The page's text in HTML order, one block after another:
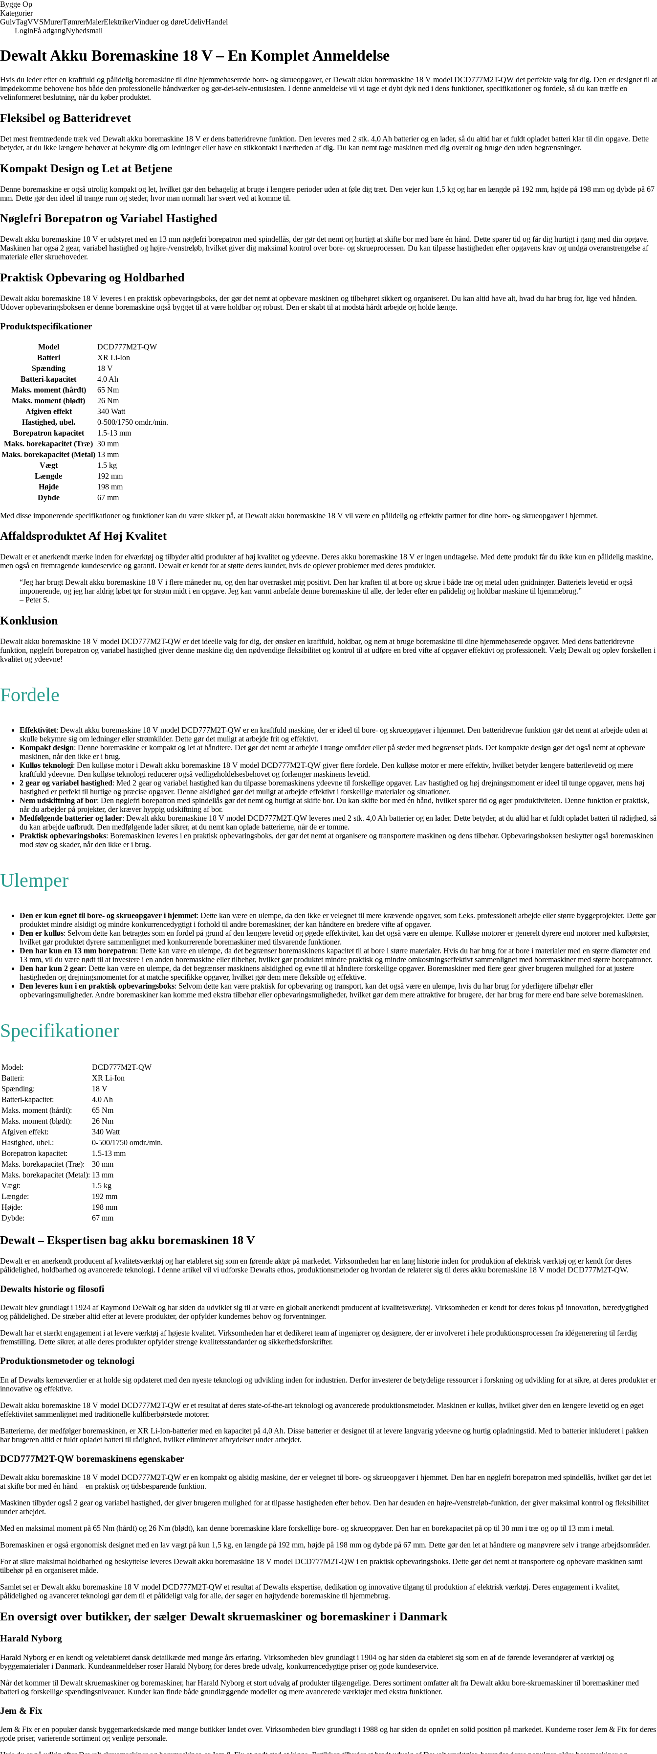
Bygge Op
Kategorier
GulvTagVVSMurerTømrerMalerElektrikerVinduer og døreUdelivHandel
LoginFå adgangNyhedsmail
Dewalt Akku Boremaskine 18 V – En Komplet Anmeldelse
Hvis du leder efter en kraftfuld og pålidelig boremaskine til dine hjemmebaserede bore- og skrueopgaver, er Dewalt akku boremaskine 18 V model DCD777M2T-QW det perfekte valg for dig. Den er designet til at
imødekomme behovene hos både den professionelle håndværker og gør-det-selv-entusiasten. I denne anmeldelse vil vi tage et dybt dyk ned i dens funktioner, specifikationer og fordele, så du kan træffe en
velinformeret beslutning, når du køber produktet.
Fleksibel og Batteridrevet
Det mest fremtrædende træk ved Dewalt akku boremaskine 18 V er dens batteridrevne funktion. Den leveres med 2 stk. 4,0 Ah batterier og en lader, så du altid har et fuldt opladet batteri klar til din opgave. Dette
betyder, at du ikke længere behøver at bekymre dig om ledninger eller have en stikkontakt i nærheden af dig. Du kan nemt tage maskinen med dig overalt og bruge den uden begrænsninger.
Kompakt Design og Let at Betjene
Denne boremaskine er også utrolig kompakt og let, hvilket gør den behagelig at bruge i længere perioder uden at føle dig træt. Den vejer kun 1,5 kg og har en længde på 192 mm, højde på 198 mm og dybde på 67
mm. Dette gør den ideel til trange rum og steder, hvor man normalt har svært ved at komme til.
Nøglefri Borepatron og Variabel Hastighed
Dewalt akku boremaskine 18 V er udstyret med en 13 mm nøglefri borepatron med spindellås, der gør det nemt og hurtigt at skifte bor med bare én hånd. Dette sparer tid og får dig hurtigt i gang med din opgave.
Maskinen har også 2 gear, variabel hastighed og højre-/venstreløb, hvilket giver dig maksimal kontrol over bore- og skrueprocessen. Du kan tilpasse hastigheden efter opgavens krav og undgå overanstrengelse af
materiale eller skruehoveder.
Praktisk Opbevaring og Holdbarhed
Dewalt akku boremaskine 18 V leveres i en praktisk opbevaringsboks, der gør det nemt at opbevare maskinen og tilbehøret sikkert og organiseret. Du kan altid have alt, hvad du har brug for, lige ved hånden.
Udover opbevaringsboksen er denne boremaskine også bygget til at være holdbar og robust. Den er skabt til at modstå hårdt arbejde og holde længe.
Produktspecifikationer
Model
DCD777M2T-QW
Batteri
XR Li-Ion
Spænding
18 V
Batteri-kapacitet
4.0 Ah
Maks. moment (hårdt)
65 Nm
Maks. moment (blødt)
26 Nm
Afgiven effekt
340 Watt
Hastighed, ubel.
0-500/1750 omdr./min.
Borepatron kapacitet
1.5-13 mm
Maks. borekapacitet (Træ) 30 mm
Maks. borekapacitet (Metal) 13 mm
Vægt
1.5 kg
Længde
192 mm
Højde
198 mm
Dybde
67 mm
Med disse imponerende specifikationer og funktioner kan du være sikker på, at Dewalt akku boremaskine 18 V vil være en pålidelig og effektiv partner for dine bore- og skrueopgaver i hjemmet.
Affaldsproduktet Af Høj Kvalitet
Dewalt er et anerkendt mærke inden for elværktøj og tilbyder altid produkter af høj kvalitet og ydeevne. Deres akku boremaskine 18 V er ingen undtagelse. Med dette produkt får du ikke kun en pålidelig maskine,
men også en fremragende kundeservice og garanti. Dewalt er kendt for at støtte deres kunder, hvis de oplever problemer med deres produkter.
“Jeg har brugt Dewalt akku boremaskine 18 V i flere måneder nu, og den har overrasket mig positivt. Den har kraften til at bore og skrue i både træ og metal uden gnidninger. Batteriets levetid er også
imponerende, og jeg har aldrig løbet tør for strøm midt i en opgave. Jeg kan varmt anbefale denne boremaskine til alle, der leder efter en pålidelig og holdbar maskine til hjemmebrug.”
– Peter S.
Konklusion
Dewalt akku boremaskine 18 V model DCD777M2T-QW er det ideelle valg for dig, der ønsker en kraftfuld, holdbar, og nem at bruge boremaskine til dine hjemmebaserede opgaver. Med dens batteridrevne
funktion, nøglefri borepatron og variabel hastighed giver denne maskine dig den nødvendige fleksibilitet og kontrol til at udføre en bred vifte af opgaver effektivt og professionelt. Vælg Dewalt og oplev forskellen i
kvalitet og ydeevne!
Fordele
Effektivitet: Dewalt akku boremaskine 18 V model DCD777M2T-QW er en kraftfuld maskine, der er ideel til bore- og skrueopgaver i hjemmet. Den batteridrevne funktion gør det nemt at arbejde uden at
skulle bekymre sig om ledninger eller strømkilder. Dette gør det muligt at arbejde frit og effektivt.
Kompakt design: Denne boremaskine er kompakt og let at håndtere. Det gør det nemt at arbejde i trange områder eller på steder med begrænset plads. Det kompakte design gør det også nemt at opbevare
maskinen, når den ikke er i brug.
Kulløs teknologi: Den kulløse motor i Dewalt akku boremaskine 18 V model DCD777M2T-QW giver flere fordele. Den kulløse motor er mere effektiv, hvilket betyder længere batterilevetid og mere
kraftfuld ydeevne. Den kulløse teknologi reducerer også vedligeholdelsesbehovet og forlænger maskinens levetid.
2 gear og variabel hastighed: Med 2 gear og variabel hastighed kan du tilpasse boremaskinens ydeevne til forskellige opgaver. Lav hastighed og høj drejningsmoment er ideel til tunge opgaver, mens høj
hastighed er perfekt til hurtige og præcise opgaver. Denne alsidighed gør det muligt at arbejde effektivt i forskellige materialer og situationer.
Nem udskiftning af bor: Den nøglefri borepatron med spindellås gør det nemt og hurtigt at skifte bor. Du kan skifte bor med én hånd, hvilket sparer tid og øger produktiviteten. Denne funktion er praktisk,
når du arbejder på projekter, der kræver hyppig udskiftning af bor.
Medfølgende batterier og lader: Dewalt akku boremaskine 18 V model DCD777M2T-QW leveres med 2 stk. 4,0 Ah batterier og en lader. Dette betyder, at du altid har et fuldt opladet batteri til rådighed, så
du kan arbejde uafbrudt. Den medfølgende lader sikrer, at du nemt kan oplade batterierne, når de er tomme.
Praktisk opbevaringsboks: Boremaskinen leveres i en praktisk opbevaringsboks, der gør det nemt at organisere og transportere maskinen og dens tilbehør. Opbevaringsboksen beskytter også boremaskinen
mod støv og skader, når den ikke er i brug.
Ulemper
Den er kun egnet til bore- og skrueopgaver i hjemmet: Dette kan være en ulempe, da den ikke er velegnet til mere krævende opgaver, som f.eks. professionelt arbejde eller større byggeprojekter. Dette gør
produktet mindre alsidigt og mindre konkurrencedygtigt i forhold til andre boremaskiner, der kan håndtere en bredere vifte af opgaver.
Den er kulløs: Selvom dette kan betragtes som en fordel på grund af den længere levetid og øgede effektivitet, kan det også være en ulempe. Kulløse motorer er generelt dyrere end motorer med kulbørster,
hvilket gør produktet dyrere sammenlignet med konkurrerende boremaskiner med tilsvarende funktioner.
Den har kun en 13 mm borepatron: Dette kan være en ulempe, da det begrænser boremaskinens kapacitet til at bore i større materialer. Hvis du har brug for at bore i materialer med en større diameter end
13 mm, vil du være nødt til at investere i en anden boremaskine eller tilbehør, hvilket gør produktet mindre praktisk og mindre omkostningseffektivt sammenlignet med boremaskiner med større borepatroner.
Den har kun 2 gear: Dette kan være en ulempe, da det begrænser maskinens alsidighed og evne til at håndtere forskellige opgaver. Boremaskiner med flere gear giver brugeren mulighed for at justere
hastigheden og drejningsmomentet for at matche specifikke opgaver, hvilket gør dem mere fleksible og effektive.
Den leveres kun i en praktisk opbevaringsboks: Selvom dette kan være praktisk for opbevaring og transport, kan det også være en ulempe, hvis du har brug for yderligere tilbehør eller
opbevaringsmuligheder. Andre boremaskiner kan komme med ekstra tilbehør eller opbevaringsmuligheder, hvilket gør dem mere attraktive for brugere, der har brug for mere end bare selve boremaskinen.
Specifikationer
Model:
DCD777M2T-QW
Batteri:
XR Li-Ion
Spænding:
18 V
Batteri-kapacitet:
4.0 Ah
Maks. moment (hårdt):
65 Nm
Maks. moment (blødt):
26 Nm
Afgiven effekt:
340 Watt
Hastighed, ubel.:
0-500/1750 omdr./min.
Borepatron kapacitet:
1.5-13 mm
Maks. borekapacitet (Træ):
30 mm
Maks. borekapacitet (Metal): 13 mm
Vægt:
1.5 kg
Længde:
192 mm
Højde:
198 mm
Dybde:
67 mm
Dewalt – Ekspertisen bag akku boremaskinen 18 V
Dewalt er en anerkendt producent af kvalitetsværktøj og har etableret sig som en førende aktør på markedet. Virksomheden har en lang historie inden for produktion af elektrisk værktøj og er kendt for deres
pålidelighed, holdbarhed og avancerede teknologi. I denne artikel vil vi udforske Dewalts ethos, produktionsmetoder og hvordan de relaterer sig til deres akku boremaskine 18 V model DCD777M2T-QW.
Dewalts historie og filosofi
Dewalt blev grundlagt i 1924 af Raymond DeWalt og har siden da udviklet sig til at være en globalt anerkendt producent af kvalitetsværktøj. Virksomheden er kendt for deres fokus på innovation, bæredygtighed
og pålidelighed. De stræber altid efter at levere produkter, der opfylder kundernes behov og forventninger.
Dewalt har et stærkt engagement i at levere værktøj af højeste kvalitet. Virksomheden har et dedikeret team af ingeniører og designere, der er involveret i hele produktionsprocessen fra idégenerering til færdig
fremstilling. Dette sikrer, at alle deres produkter opfylder strenge kvalitetsstandarder og sikkerhedsforskrifter.
Produktionsmetoder og teknologi
En af Dewalts kerneværdier er at holde sig opdateret med den nyeste teknologi og udvikling inden for industrien. Derfor investerer de betydelige ressourcer i forskning og udvikling for at sikre, at deres produkter er
innovative og effektive.
Dewalt akku boremaskine 18 V model DCD777M2T-QW er et resultat af deres state-of-the-art teknologi og avancerede produktionsmetoder. Maskinen er kulløs, hvilket giver den en længere levetid og en øget
effektivitet sammenlignet med traditionelle kulfiberbørstede motorer.
Batterierne, der medfølger boremaskinen, er XR Li-Ion-batterier med en kapacitet på 4,0 Ah. Disse batterier er designet til at levere langvarig ydeevne og hurtig opladningstid. Med to batterier inkluderet i pakken
har brugeren altid et fuldt opladet batteri til rådighed, hvilket eliminerer afbrydelser under arbejdet.
DCD777M2T-QW boremaskinens egenskaber
Dewalt akku boremaskine 18 V model DCD777M2T-QW er en kompakt og alsidig maskine, der er velegnet til bore- og skrueopgaver i hjemmet. Den har en nøglefri borepatron med spindellås, hvilket gør det let
at skifte bor med én hånd – en praktisk og tidsbesparende funktion.
Maskinen tilbyder også 2 gear og variabel hastighed, der giver brugeren mulighed for at tilpasse hastigheden efter behov. Den har desuden en højre-/venstreløb-funktion, der giver maksimal kontrol og fleksibilitet
under arbejdet.
Med en maksimal moment på 65 Nm (hårdt) og 26 Nm (blødt), kan denne boremaskine klare forskellige bore- og skrueopgaver. Den har en borekapacitet på op til 30 mm i træ og op til 13 mm i metal.
Boremaskinen er også ergonomisk designet med en lav vægt på kun 1,5 kg, en længde på 192 mm, højde på 198 mm og dybde på 67 mm. Dette gør den let at håndtere og manøvrere selv i trange arbejdsområder.
For at sikre maksimal holdbarhed og beskyttelse leveres Dewalt akku boremaskine 18 V model DCD777M2T-QW i en praktisk opbevaringsboks. Dette gør det nemt at transportere og opbevare maskinen samt
tilbehør på en organiseret måde.
Samlet set er Dewalt akku boremaskine 18 V model DCD777M2T-QW et resultat af Dewalts ekspertise, dedikation og innovative tilgang til produktion af elektrisk værktøj. Deres engagement i kvalitet,
pålidelighed og avanceret teknologi gør dem til et pålideligt valg for alle, der søger en højtydende boremaskine til hjemmebrug.
En oversigt over butikker, der sælger Dewalt skruemaskiner og boremaskiner i Danmark
Harald Nyborg
Harald Nyborg er en kendt og veletableret dansk detailkæde med mange års erfaring. Virksomheden blev grundlagt i 1904 og har siden da etableret sig som en af de førende leverandører af værktøj og
byggematerialer i Danmark. Kundeanmeldelser roser Harald Nyborg for deres brede udvalg, konkurrencedygtige priser og gode kundeservice.
Når det kommer til Dewalt skruemaskiner og boremaskiner, har Harald Nyborg et stort udvalg af produkter tilgængelige. Deres sortiment omfatter alt fra Dewalt akku bore-skruemaskiner til boremaskiner med
batteri og forskellige spændingsniveauer. Kunder kan finde både grundlæggende modeller og mere avancerede værktøjer med ekstra funktioner.
Jem & Fix
Jem & Fix er en populær dansk byggemarkedskæde med mange butikker landet over. Virksomheden blev grundlagt i 1988 og har siden da opnået en solid position på markedet. Kunderne roser Jem & Fix for deres
gode priser, varierende sortiment og venlige personale.